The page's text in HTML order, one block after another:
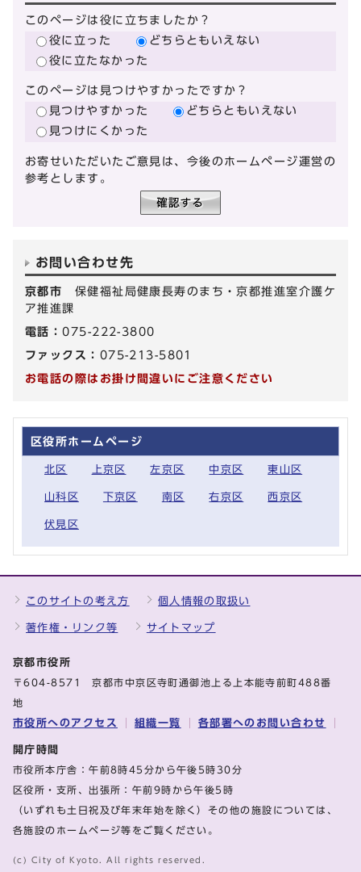
このページは役に立ちましたか？
役に立った
どちらともいえない
役に立たなかった
このページは見つけやすかったですか？
見つけやすかった
どちらともいえない
見つけにくかった
お寄せいただいたご意見は、今後のホームページ運営の
参考とします。
お問い合わせ先
京都市 保健福祉局健康長寿のまち・京都推進室介護ケ
ア推進課
電話：075-222-3800
ファックス： 075-213-5801
お電話の際はお掛け間違いにご注意ください
区役所ホームページ
北区 上京区 左京区 中京区 東山区
山科区 下京区 南区 右京区 西京区
伏見区
このサイトの考え方 個人情報の取扱い
著作権・リンク等 サイトマップ
京都市役所
〒604-8571 京都市中京区寺町通御池上る上本能寺前町488番
地
市役所へのアクセス 組織一覧 各部署へのお問い合わせ
開庁時間
市役所本庁舎：午前8時45分から午後5時30分
区役所・支所、出張所：午前9時から午後5時
（いずれも土日祝及び年末年始を除く）その他の施設については、
各施設のホームページ等をご覧ください。
(c) City of Kyoto. All rights reserved.